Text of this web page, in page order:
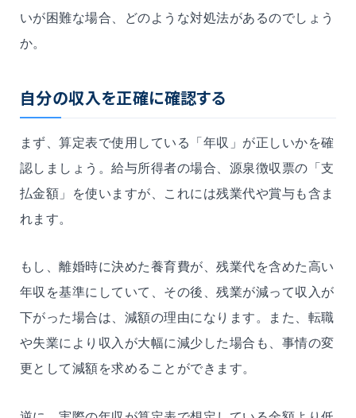
いが困難な場合、どのような対処法があるのでしょう
か。
自分の収入を正確に確認する
まず、算定表で使用している「年収」が正しいかを確
認しましょう。給与所得者の場合、源泉徴収票の「支
払金額」を使いますが、これには残業代や賞与も含ま
れます。
もし、離婚時に決めた養育費が、残業代を含めた高い
年収を基準にしていて、その後、残業が減って収入が
下がった場合は、減額の理由になります。また、転職
や失業により収入が大幅に減少した場合も、事情の変
更として減額を求めることができます。